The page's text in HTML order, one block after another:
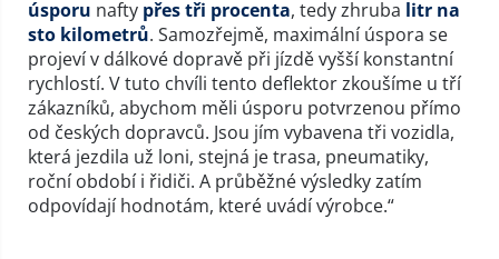
úsporu nafty přes tři procenta, tedy zhruba litr na
sto kilometrů. Samozřejmě, maximální úspora se
projeví v dálkové dopravě při jízdě vyšší konstantní
rychlostí. V tuto chvíli tento deflektor zkoušíme u tří
zákazníků, abychom měli úsporu potvrzenou přímo
od českých dopravců. Jsou jím vybavena tři vozidla,
která jezdila už loni, stejná je trasa, pneumatiky,
roční období i řidiči. A průběžné výsledky zatím
odpovídají hodnotám, které uvádí výrobce.“